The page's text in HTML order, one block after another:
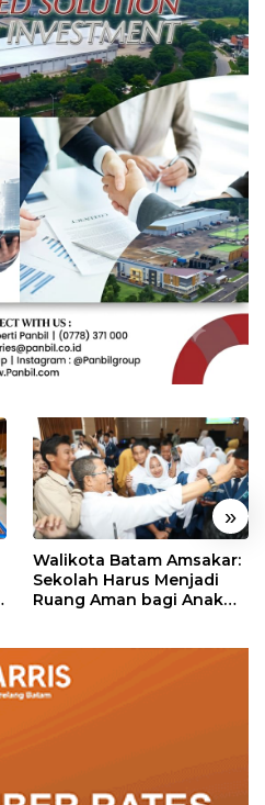
»
Walikota Batam Amsakar:
Sekolah Harus Menjadi
Ruang Aman bagi Anak